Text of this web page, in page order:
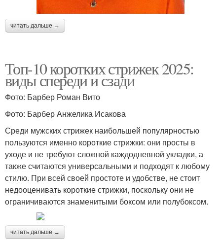
читать дальше →
Топ-10 коротких стрижек 2025:
виды спереди и сзади
Фото: Барбер Роман Вито
Фото: Барбер Анжелика Исакова
Среди мужских стрижек наибольшей популярностью
пользуются именно короткие стрижки: они просты в
уходе и не требуют сложной каждодневной укладки, а
также считаются универсальными и подходят к любому
стилю. При всей своей простоте и удобстве, не стоит
недооценивать короткие стрижки, поскольку они не
ограничиваются знаменитыми боксом или полубоксом.
читать дальше →